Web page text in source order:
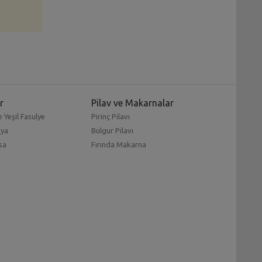
Yeşil Fasulye
Pilav ve Makarnalar
Pirinç Pilavı
Bulgur Pilavı
Fırında Makarna